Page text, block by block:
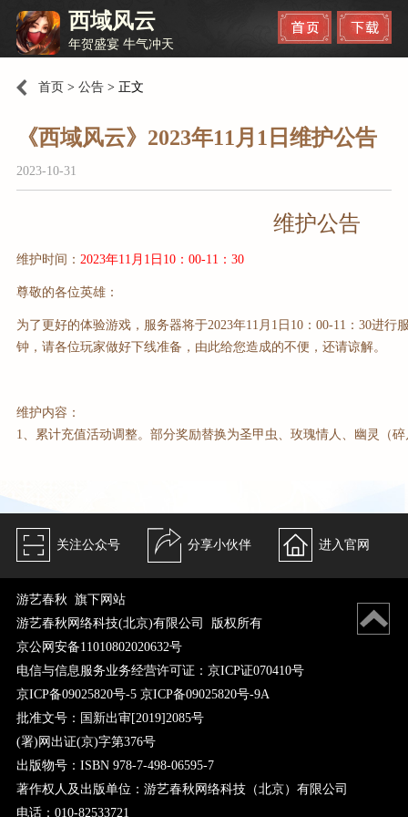
西域风云
年贺盛宴 牛气冲天
首页> 公告> 正文
《西域风云》2023年11月1日维护公告
2023-10-31
维护公告
维护时间： 2023年11 月1日10：00-1 1 ： 30
尊敬的各位英雄：
为了更好的体验游戏，服务器将于2023年11 月1日10：00-1 1 ： 30进行
钟，请各位玩家做好下线准备，由此给您造成的不便，还请谅解。
维护内容：
1、累计充值活动调整。部分奖励替换为圣甲虫、玫瑰情人、幽灵（
关注公众号 分享小伙伴 进入官网
游艺春秋 旗下网站
游艺春秋网络科技(北京)有限公司 版权所有
京公网安备11010802020632号
电信与信息服务业务经营许可证：京ICP证070410号
京ICP备09025820号-5 京ICP备09025820号-9A
批准文号：国新出审[2019]2085号
(署)网出证(京)字第376号
出版物号：ISBN 978-7-498-06595-7
著作权人及出版单位：游艺春秋网络科技（北京）有限公司
电话：010-82533721